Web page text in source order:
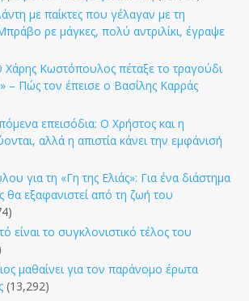
με παίκτες που γέλαγαν με τη
ρε μάγκες, πολύ αντριλίκι, έγραψε
Χάρης Κωστόπουλος πέταξε το τραγούδι
– Πώς τον έπεισε ο Βασίλης Καρράς
επεισόδια: Ο Χρήστος και η
αλλά η απιστία κάνει την εμφάνισή
για τη «Γη της Ελιάς»: Για ένα διάστημα
θα εξαφανιστεί από τη ζωή του
είναι το συγκλονιστικό τέλος του
μαθαίνει για τον παράνομο έρωτα
(13,292)